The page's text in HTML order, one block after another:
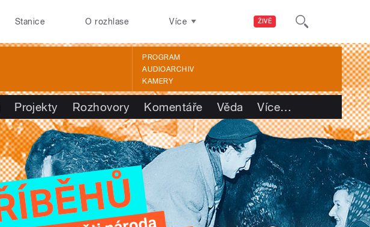
ŽIVĚ
Stanice O rozhlase Více
PROGRAM
AUDIOARCHIV
KAMERY
Projekty Rozhovory Komentáře Věda Více…